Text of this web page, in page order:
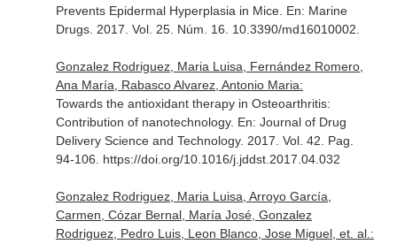
Prevents Epidermal Hyperplasia in Mice. En: Marine
Drugs. 2017. Vol. 25. Núm. 16. 10.3390/md16010002.
Gonzalez Rodriguez, Maria Luisa, Fernández Romero,
Ana María, Rabasco Alvarez, Antonio Maria:
Towards the antioxidant therapy in Osteoarthritis:
Contribution of nanotechnology. En: Journal of Drug
Delivery Science and Technology. 2017. Vol. 42. Pag.
94-106. https://doi.org/10.1016/j.jddst.2017.04.032
Gonzalez Rodriguez, Maria Luisa, Arroyo García,
Carmen, Cózar Bernal, María José, Gonzalez
Rodriguez, Pedro Luis, Leon Blanco, Jose Miguel, et. al.: